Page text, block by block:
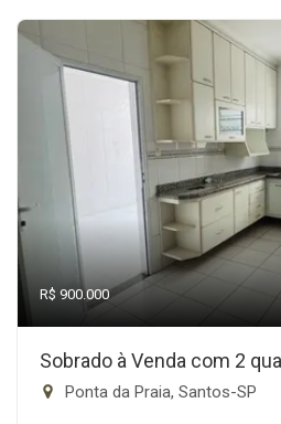
R$ 900.000
Sobrado à Venda com 2
Ponta da Praia, Santos-SP